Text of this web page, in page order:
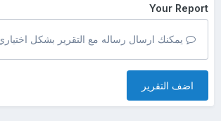
Your Report
يمكنك ارسال رساله مع التقرير بشكل اختياري
اضف التقرير